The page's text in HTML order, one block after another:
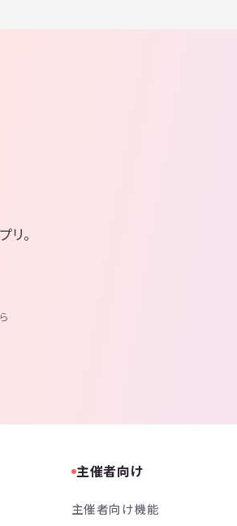
。
主催者向け
主催者向け機能